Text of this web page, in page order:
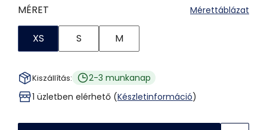
MÉRET Mérettáblázat
XS S M
Kiszállítás:
2-3 munkanap
1 üzletben elérhető (Készletinformáció)